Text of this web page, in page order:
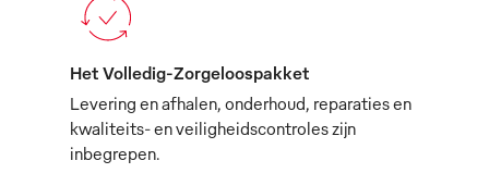
Het Volledig-Zorgeloospakket
Levering en afhalen, onderhoud, reparaties en
kwaliteits- en veiligheidscontroles zijn
inbegrepen.